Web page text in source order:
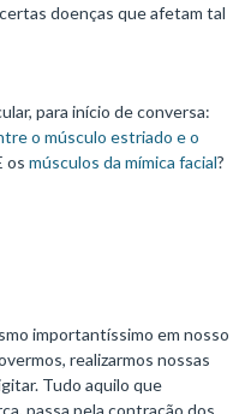
doenças que afetam tal
para início de conversa:
o músculo estriado e o
os músculos da mímica facial?
importantíssimo em nosso
realizarmos nossas
Tudo aquilo que